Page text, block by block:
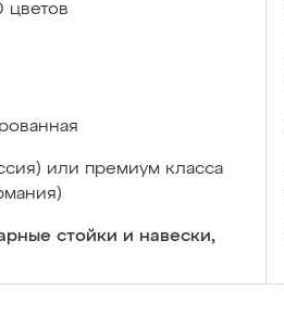
цветов
или премиум класса
стойки и навески,